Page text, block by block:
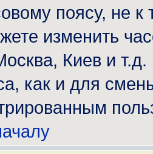
поясу, не
изменить
Киев и
как и для